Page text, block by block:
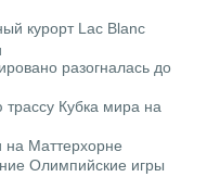
курорт Lac Blanc
разогналась до
Кубка мира на
на Маттерхорне
Олимпийские игры